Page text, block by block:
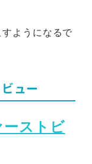
ようになるで
ュー
ストビ